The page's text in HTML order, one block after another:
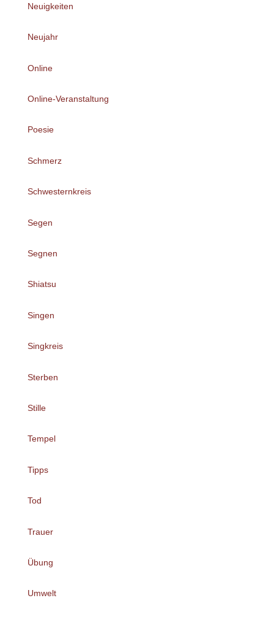
Neuigkeiten
Neujahr
Online
Online-Veranstaltung
Poesie
Schmerz
Schwesternkreis
Segen
Segnen
Shiatsu
Singen
Singkreis
Sterben
Stille
Tempel
Tipps
Tod
Trauer
Übung
Umwelt